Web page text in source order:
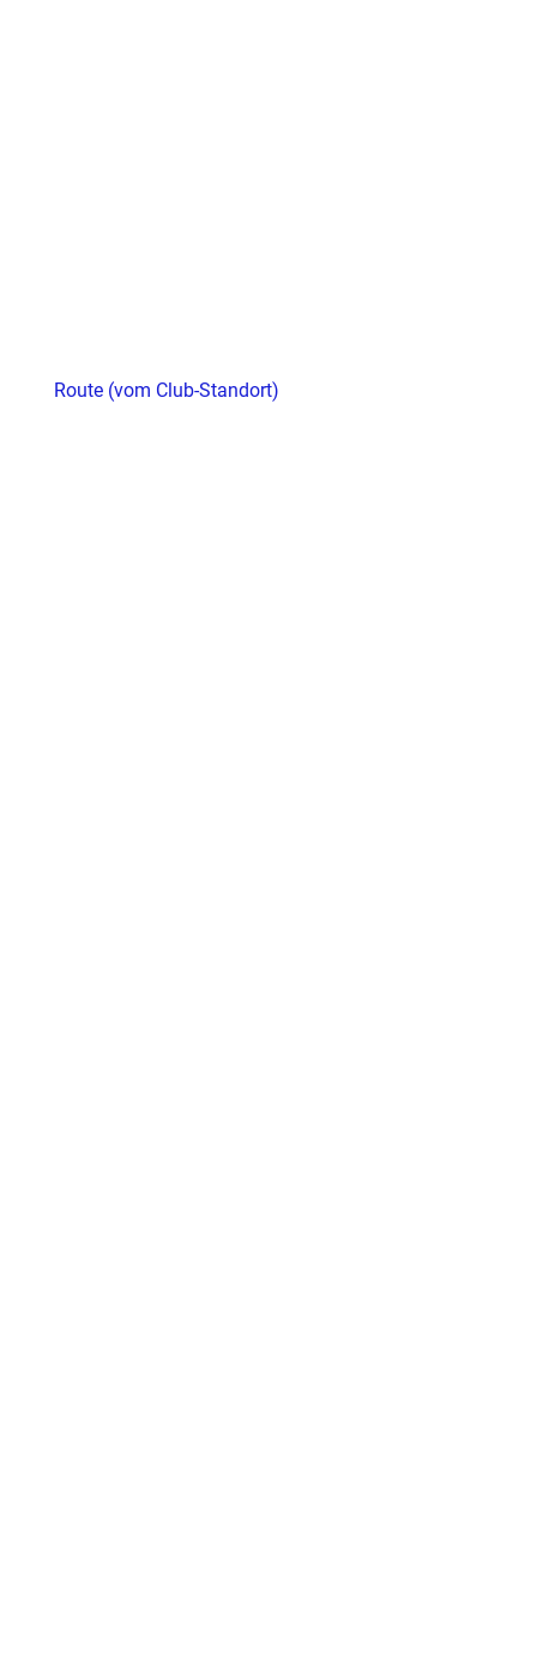
Route (vom Club-Standort)